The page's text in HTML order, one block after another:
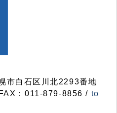
白石区川北2293番地
：011-879-8856 / to